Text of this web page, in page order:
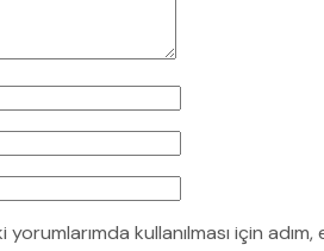
yorumlarımda kullanılması için